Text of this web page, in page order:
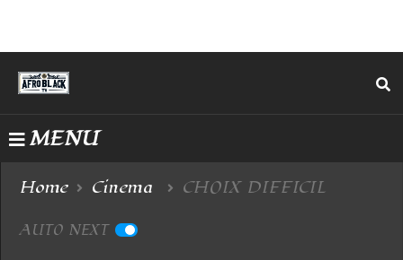
MENU
Home Cinema CHOIX DIFFICIL
AUTO NEXT